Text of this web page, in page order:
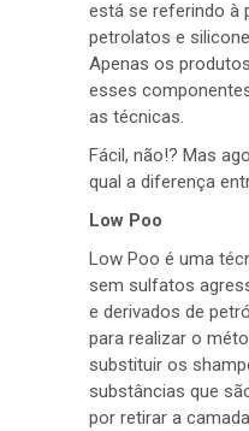
está se referindo à
petrolatos e
Apenas os
esses
as técnicas.
Fácil, não!? Mas
qual a diferença
Low Poo
Low Poo é uma
sem sulfatos
e derivados de
para realizar o
substituir os
substâncias que
por retirar a